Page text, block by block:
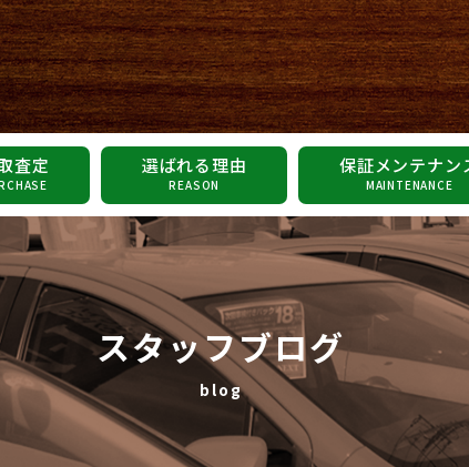
査定 選ばれる理由
REASON
保証メンテナン
MAINTENANCE
スタッフブログ